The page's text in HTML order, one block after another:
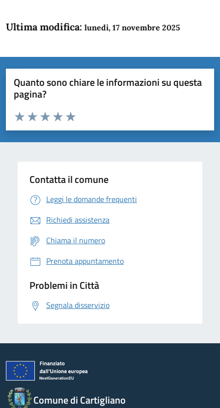
Ultima modifica: lunedì, 17 novembre 2025
Quanto sono chiare le informazioni su questa
pagina?
Domanda
Valuta da 1 a 5 stelle la pagina
Valuta 5 stelle su 5
Valuta 4 stelle su 5
Valuta 3 stelle su 5
Valuta 2 stelle su 5
Valuta 1 stelle su 5
Contatta il comune
Leggi le domande frequenti
Richiedi assistenza
Chiama il numero
Prenota appuntamento
Problemi in Città
Segnala disservizio
Comune di Cartigliano